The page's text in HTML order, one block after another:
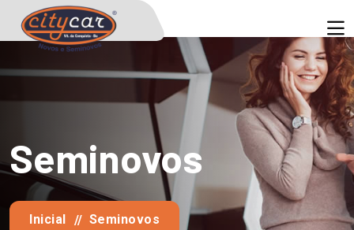
Seminovos
Inicial Seminovos